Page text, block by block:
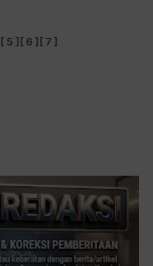
[ 5 ][ 6 ] [ 7 ]